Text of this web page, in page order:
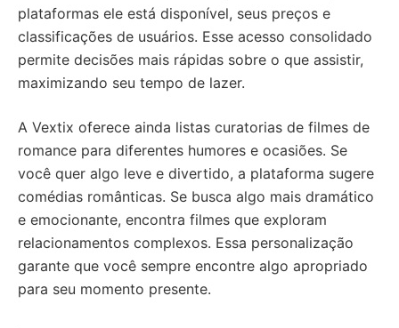
plataformas ele está disponível, seus preços e
classificações de usuários. Esse acesso consolidado
permite decisões mais rápidas sobre o que assistir,
maximizando seu tempo de lazer.
A Vextix oferece ainda listas curatorias de filmes de
romance para diferentes humores e ocasiões. Se
você quer algo leve e divertido, a plataforma sugere
comédias românticas. Se busca algo mais dramático
e emocionante, encontra filmes que exploram
relacionamentos complexos. Essa personalização
garante que você sempre encontre algo apropriado
para seu momento presente.